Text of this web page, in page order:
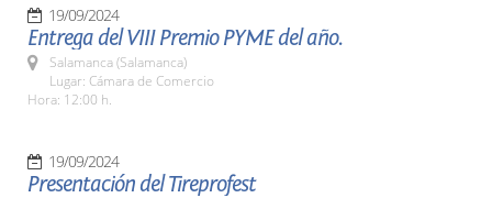
19/09/2024
Entrega del VIII Premio PYME del año.
Salamanca (Salamanca)
Lugar: Cámara de Comercio
Hora: 12:00 h.
19/09/2024
Presentación del Tireprofest